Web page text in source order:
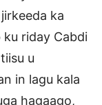
ka
riday Cabdi
u
in lagu kala
hagaago,